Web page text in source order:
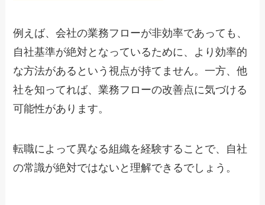
例えば、会社の業務フローが非効率であっても、
自社基準が絶対となっているために、より効率的
な方法があるという視点が持てません。一方、他
社を知ってれば、業務フローの改善点に気づける
可能性があります。
転職によって異なる組織を経験することで、自社
の常識が絶対ではないと理解できるでしょう。